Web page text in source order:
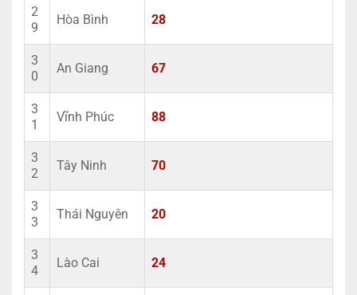
2
9
Hòa Bình 28
3
0
An Giang 67
3
1
Vĩnh Phúc 88
3
2
Tây Ninh 70
3
3
Thái Nguyên 20
3
4
Lào Cai 24